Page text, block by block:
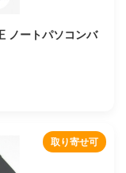
取り寄せ可